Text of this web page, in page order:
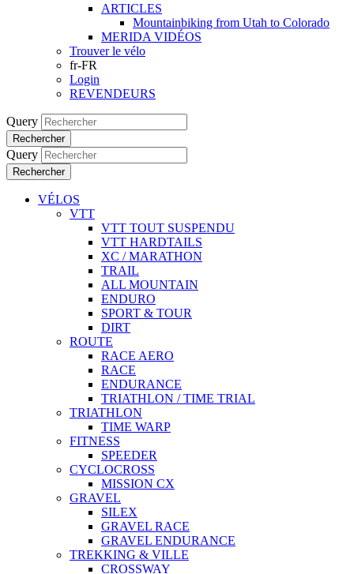
ARTICLES
Mountainbiking from Utah to Colorado
MERIDA VIDÉOS
Trouver le vélo
fr-FR
Login
REVENDEURS
Query
Rechercher
Query
Rechercher
VÉLOS
VTT
VTT TOUT SUSPENDU
VTT HARDTAILS
XC / MARATHON
TRAIL
ALL MOUNTAIN
ENDURO
SPORT & TOUR
DIRT
ROUTE
RACE AERO
RACE
ENDURANCE
TRIATHLON / TIME TRIAL
TRIATHLON
TIME WARP
FITNESS
SPEEDER
CYCLOCROSS
MISSION CX
GRAVEL
SILEX
GRAVEL RACE
GRAVEL ENDURANCE
TREKKING & VILLE
CROSSWAY